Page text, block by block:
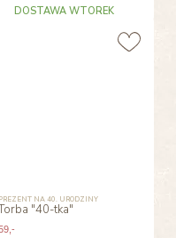
DOSTAWA WTOREK
PREZENT NA 40. URODZINY
"40-tka"
,-